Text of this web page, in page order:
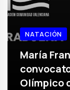
NATACIÓN
María
Olímpico